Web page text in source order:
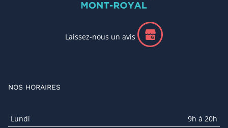
Laissez-nous un avis
NOS HORAIRES
Lundi
9h à 20h